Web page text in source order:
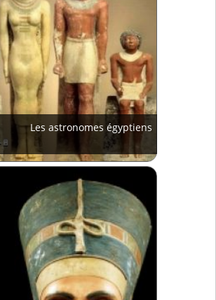
Les astronomes égyptiens